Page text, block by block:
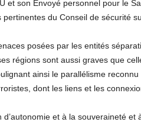
et son Envoyé personnel pour le
du Conseil de sécurité
posées par les entités
régions sont aussi graves que
ainsi le parallélisme
dont les liens et les
et à la souveraineté et